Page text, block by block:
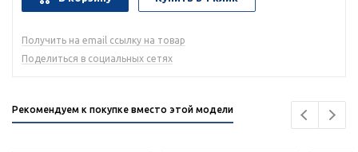
Получить на email ссылку на товар
Поделиться в социальных сетях
Рекомендуем к покупке вместо этой модели